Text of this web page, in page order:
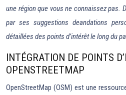
une région que vous ne connaissez pas.
par ses suggestions deandations
détaillées des points d’intérêt le long du
INTÉGRATION DE POINTS
OPENSTREETMAP
OpenStreetMap (OSM) est une